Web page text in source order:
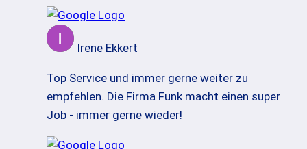
Irene Ekkert
Top Service und immer gerne weiter zu
empfehlen. Die Firma Funk macht einen super
Job - immer gerne wieder!